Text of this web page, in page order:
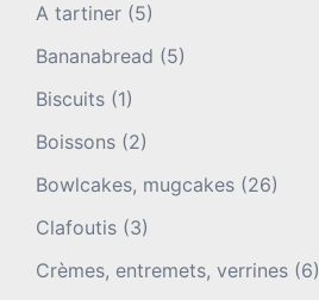
A tartiner (5)
Bananabread (5)
Biscuits (1)
Boissons (2)
Bowlcakes, mugcakes (26)
Clafoutis (3)
Crèmes, entremets, verrines (6)